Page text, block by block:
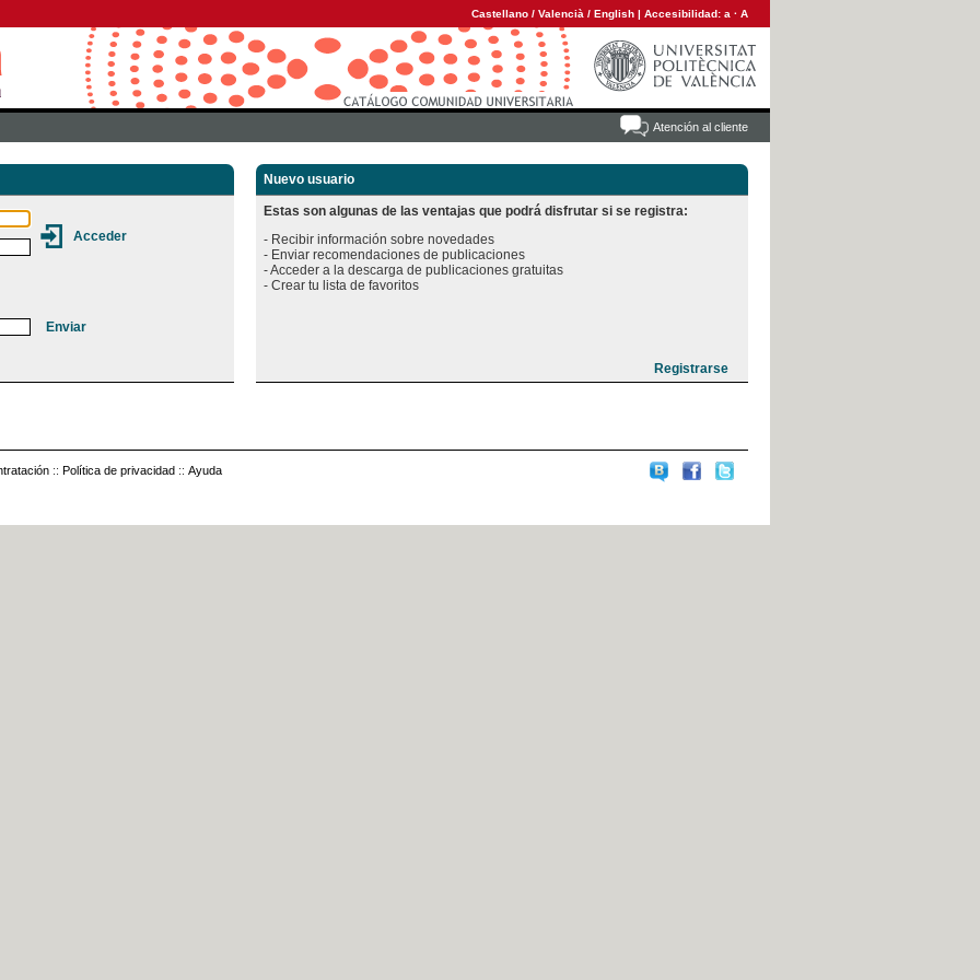
Castellano / Valencià / English | Accesibilidad: a · A
Atención al cliente
Nuevo usuario
Estas son algunas de las ventajas que podrá disfrutar si se registra:
- Recibir información sobre novedades
- Enviar recomendaciones de publicaciones
- Acceder a la descarga de publicaciones gratuitas
:: Política de privacidad :: Ayuda